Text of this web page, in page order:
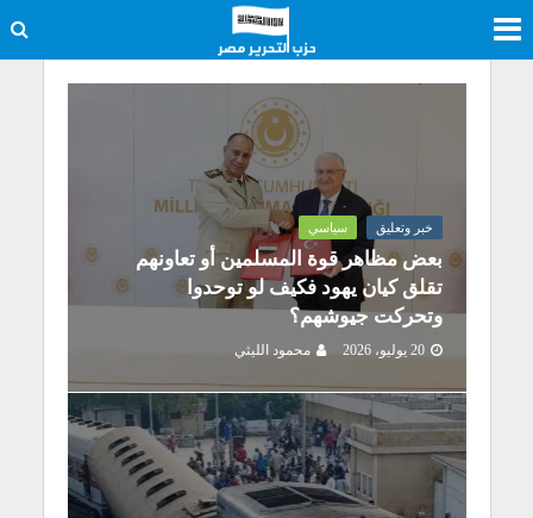
خبر وتعليق سياسي
بعض مظاهر قوة المسلمين أو تعاونهم
تقلق كيان يهود فكيف لو توحدوا
وتحركت جيوشهم؟
20 يوليو، 2026 محمود الليثي